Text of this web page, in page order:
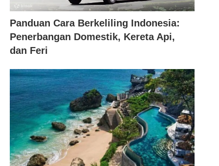
Panduan Cara Berkeliling Indonesia:
Penerbangan Domestik, Kereta Api,
dan Feri